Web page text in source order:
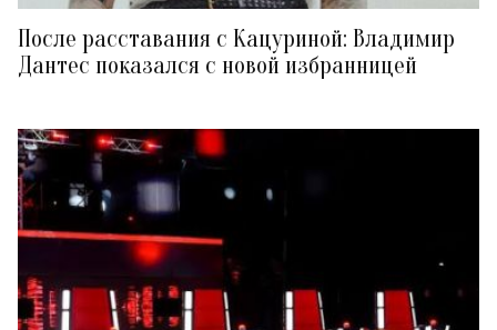
После расставания с Кацуриной: Владимир
Дантес показался с новой избранницей